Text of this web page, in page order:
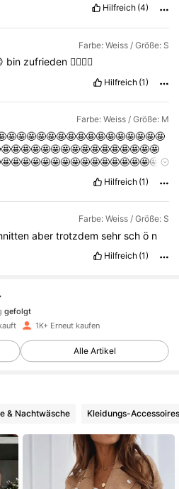
Hilfreich (4)
Farbe: Weiss / Größe: S
bin zufrieden 👍🏻👍🏻
Hilfreich (1)
Farbe: Weiss / Größe: M
Hilfreich (1)
Farbe: Weiss / Größe: S
abertrotzdemsehrschö n
Hilfreich (1)
1K+ Erneut kaufen
Alle Artikel
& Nachtwäsche Kleidungs-Accessoires